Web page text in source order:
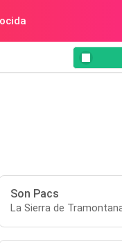
Son Pacs
La Sierra de